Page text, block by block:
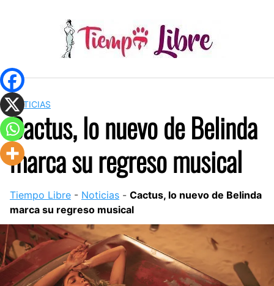
NOTICIAS
Cactus, lo nuevo de Belinda
marca su regreso musical
Tiempo Libre - Noticias - Cactus, lo nuevo de Belinda
marca su regreso musical